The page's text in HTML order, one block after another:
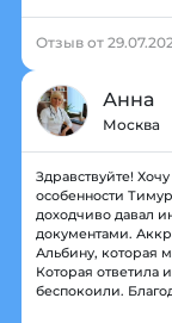
Отзыв от
Анна
Москва
Здравствуйте!
особенности
доходчиво давал
документами.
Альбину, которая
Которая ответила
беспокоили.